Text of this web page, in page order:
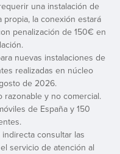
una instalación de
la conexión estará
penalización de 150€ en
nuevas instalaciones de
realizadas en núcleo
de 2026.
razonable y no comercial.
de España y 150
consultar las
servicio de atención al